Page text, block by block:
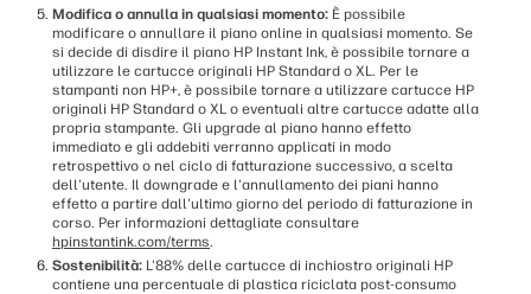
Modifica o annulla in qualsiasi momento: È possibile
modificare o annullare il piano online in qualsiasi momento. Se
si decide di disdire il piano HP Instant Ink, è possibile tornare a
utilizzare le cartucce originali HP Standard o XL. Per le
stampanti non HP+, è possibile tornare a utilizzare cartucce HP
originali HP Standard o XL o eventuali altre cartucce adatte alla
propria stampante. Gli upgrade al piano hanno effetto
immediato e gli addebiti verranno applicati in modo
retrospettivo o nel ciclo di fatturazione successivo, a scelta
dell'utente. Il downgrade e l'annullamento dei piani hanno
effetto a partire dall'ultimo giorno del periodo di fatturazione in
corso. Per informazioni dettagliate consultare
hpinstantink.com/terms.
Sostenibilità: L'88% delle cartucce di inchiostro originali HP
contiene una percentuale di plastica riciclata post-consumo